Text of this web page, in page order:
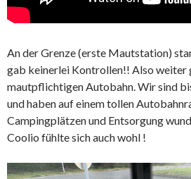
An der Grenze (erste Mautstation)
gab keinerlei Kontrollen!! Also weiter
mautpflichtigen Autobahn. Wir sind
und haben auf einem tollen
Campingplätzen und Entsorgung
Coolio fühlte sich auch wohl !